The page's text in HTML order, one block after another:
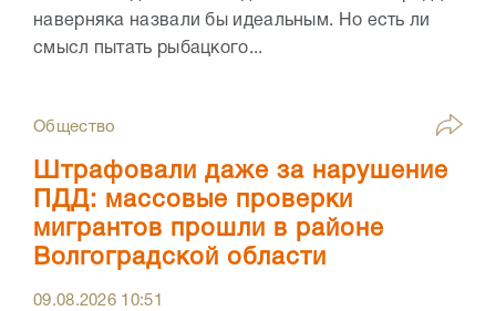
наверняка назвали бы идеальным. Но есть ли
смысл пытать рыбацкого...
Общество
Штрафовали даже за нарушение
ПДД: массовые проверки
мигрантов прошли в районе
Волгоградской области
09.08.2026 10:51